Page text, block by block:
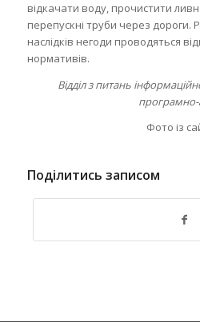
відкачати воду, прочистити
перепускні труби через дороги.
наслідків негоди проводяться
нормативів.
Відділ з питань
програмно-
Фото із
Поділитись записом